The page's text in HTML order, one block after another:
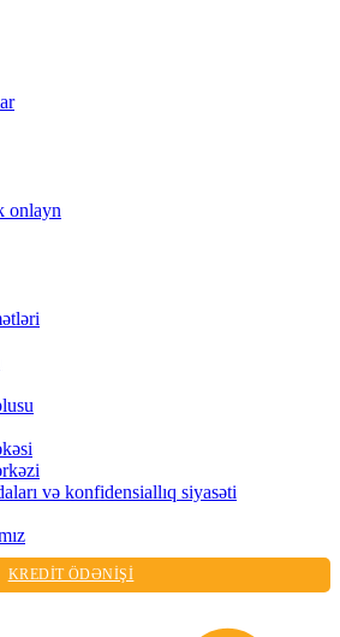
onlayn
və konfidensiallıq siyasəti
KREDİT ÖDƏNİŞİ